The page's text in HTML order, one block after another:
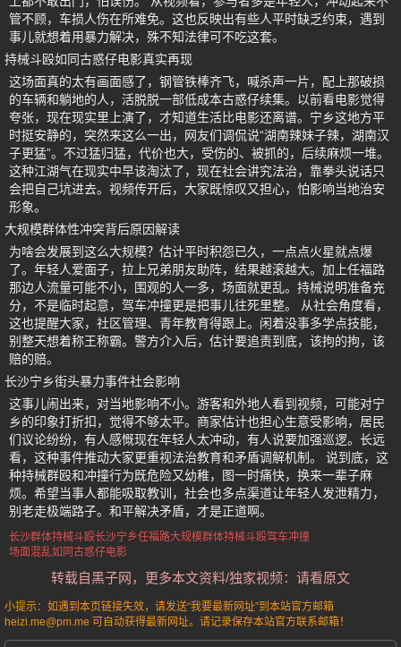
管不顾，车损人伤在所难免。这也反映出有些人平时缺乏约束，遇到
事儿就想着用暴力解决，殊不知法律可不吃这套。
持械斗殴如同古惑仔电影真实再现
这场面真的太有画面感了，钢管铁棒齐飞，喊杀声一片，配上那破损
的车辆和躺地的人，活脱脱一部低成本古惑仔续集。以前看电影觉得
夸张，现在现实里上演了，才知道生活比电影还离谱。宁乡这地方平
时挺安静的，突然来这么一出，网友们调侃说“湖南辣妹子辣，湖南汉
子更猛”。不过猛归猛，代价也大，受伤的、被抓的，后续麻烦一堆。
这种江湖气在现实中早该淘汰了，现在社会讲究法治，靠拳头说话只
会把自己坑进去。视频传开后，大家既惊叹又担心，怕影响当地治安
形象。
大规模群体性冲突背后原因解读
为啥会发展到这么大规模？估计平时积怨已久，一点点火星就点爆
了。年轻人爱面子，拉上兄弟朋友助阵，结果越滚越大。加上任福路
那边人流量可能不小，围观的人一多，场面就更乱。持械说明准备充
分，不是临时起意，驾车冲撞更是把事儿往死里整。 从社会角度看，
这也提醒大家，社区管理、青年教育得跟上。闲着没事多学点技能，
别整天想着称王称霸。警方介入后，估计要追责到底，该拘的拘，该
赔的赔。
长沙宁乡街头暴力事件社会影响
这事儿闹出来，对当地影响不小。游客和外地人看到视频，可能对宁
乡的印象打折扣，觉得不够太平。商家估计也担心生意受影响，居民
们议论纷纷，有人感慨现在年轻人太冲动，有人说要加强巡逻。长远
看，这种事件推动大家更重视法治教育和矛盾调解机制。 说到底，这
种持械群殴和冲撞行为既危险又幼稚，图一时痛快，换来一辈子麻
烦。希望当事人都能吸取教训，社会也多点渠道让年轻人发泄精力，
别老走极端路子。和平解决矛盾，才是正道啊。
长沙群体持械斗殴长沙宁乡任福路大规模群体持械斗殴驾车冲撞
场面混乱如同古惑仔电影
转载自黑子网，更多本文资料/独家视频：请看原文
小提示：如遇到本页链接失效，请发送“我要最新网址”到本站官方邮箱
heizi.me@pm.me 可自动获得最新网址。请记录保存本站官方联系邮箱！